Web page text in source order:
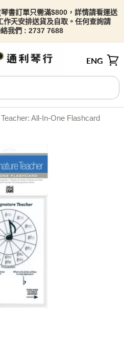
書訂單只需滿$800，詳情請看運送
天安排送貨及自取。任何查詢請
我們 : 2737 7688
ENG
All-In-One Flashcard